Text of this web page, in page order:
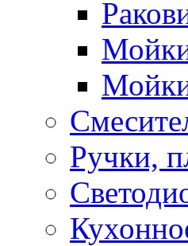
Ручки,